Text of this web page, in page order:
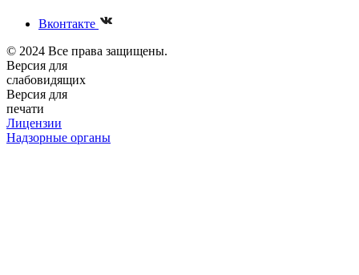
Вконтакте
© 2024 Все права защищены.
Версия для
слабовидящих
Версия для
печати
Лицензии
Надзорные органы